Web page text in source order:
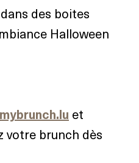
des boites
Halloween
mybrunch.lu et
votre brunch dès